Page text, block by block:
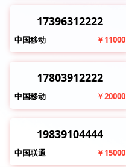
17396312222
中国移动 ￥11000
17803912222
中国移动 ￥20000
19839104444
中国联通 ￥15000